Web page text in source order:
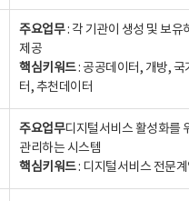
주요업무: 각 기관이 생성 및 보유
제공
핵심키워드: 공공데이터, 개방, 국
터, 추천데이터
주요업무디지털서비스 활성화를
관리하는 시스템
핵심키워드: 디지털서비스 전문